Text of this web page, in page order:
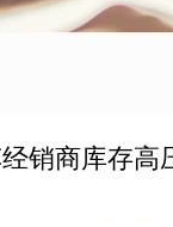
销商库存